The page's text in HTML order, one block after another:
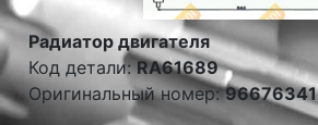
Радиатор двигателя
Код детали:RA61689
Оригинальный номер:96676341